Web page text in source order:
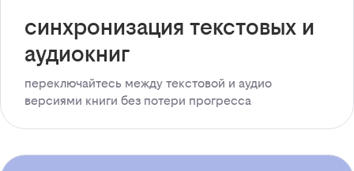
синхронизация текстовых и
аудиокниг
переключайтесь между текстовой и аудио
версиями книги без потери прогресса